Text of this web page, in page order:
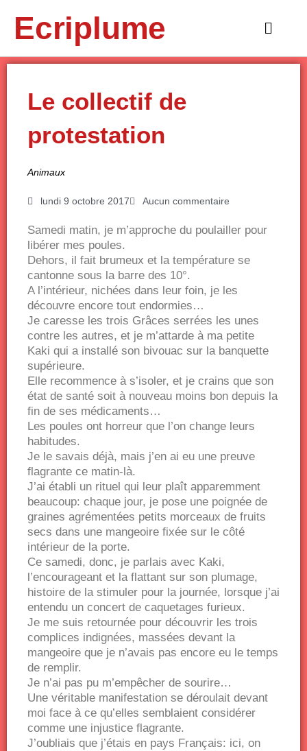
contenuEcriplume
Main
Le collectif de
protestation
Animaux
lundi 9 octobre 2017 Aucun commentaire
Samedi matin, je m’approche du poulailler pour
libérer mes poules.
Dehors, il fait brumeux et la température se
cantonne sous la barre des 10°.
A l’intérieur, nichées dans leur foin, je les
découvre encore tout endormies…
Je caresse les trois Grâces serrées les unes
contre les autres, et je m’attarde à ma petite
Kaki qui a installé son bivouac sur la banquette
supérieure.
Elle recommence à s’isoler, et je crains que son
état de santé soit à nouveau moins bon depuis la
fin de ses médicaments…
Les poules ont horreur que l’on change leurs
habitudes.
Je le savais déjà, mais j’en ai eu une preuve
flagrante ce matin-là.
J’ai établi un rituel qui leur plaît apparemment
beaucoup: chaque jour, je pose une poignée de
graines agrémentées petits morceaux de fruits
secs dans une mangeoire fixée sur le côté
intérieur de la porte.
Ce samedi, donc, je parlais avec Kaki,
l’encourageant et la flattant sur son plumage,
histoire de la stimuler pour la journée, lorsque j’ai
entendu un concert de caquetages furieux.
Je me suis retournée pour découvrir les trois
complices indignées, massées devant la
mangeoire que je n’avais pas encore eu le temps
de remplir.
Je n’ai pas pu m’empêcher de sourire…
Une véritable manifestation se déroulait devant
moi face à ce qu’elles semblaient considérer
comme une injustice flagrante.
J’oubliais que j’étais en pays Français: ici, on